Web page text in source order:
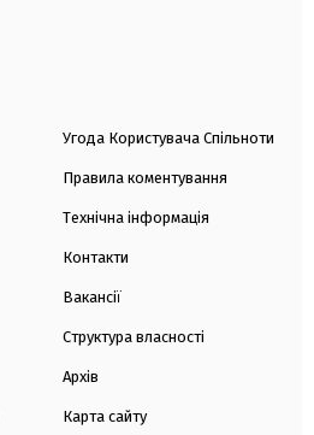
Угода Користувача Спільноти
Правила коментування
Технічна інформація
Контакти
Вакансії
Структура власності
Архів
Карта сайту